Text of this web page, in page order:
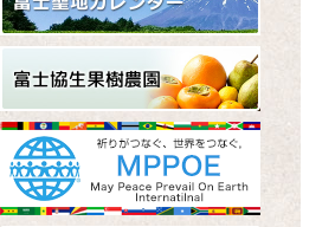
Amazon 楽天 Yahoo!